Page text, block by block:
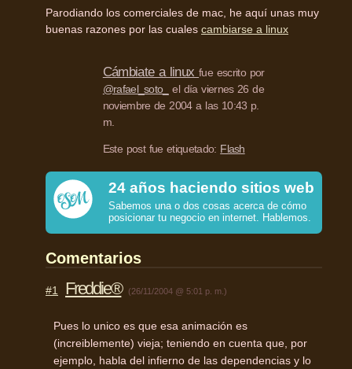
Parodiando los comerciales de mac, he aquí unas muy
buenas razones por las cuales cambiarse a linux
Cámbiate a linuxfue escrito por
@rafael_soto_
el día viernes 26 de
noviembre de 2004 a las 10:43 p.
m.
Este post fue etiquetado: Flash
24 años haciendo sitios web
Sabemos una o dos cosas acerca de cómo
posicionar tu negocio en internet. Hablemos.
Comentarios
#1 Freddie® (26/11/2004 @ 5:01 p. m.)
Pues lo unico es que esa animación es
(increiblemente) vieja; teniendo en cuenta que, por
ejemplo, habla del infierno de las dependencias y lo